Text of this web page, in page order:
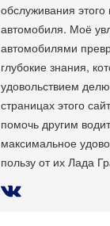
обслуживания
автомобиля. Моё
автомобилями
глубокие знания,
удовольствием
страницах этого
помочь другим
максимальное
пользу от их Лада